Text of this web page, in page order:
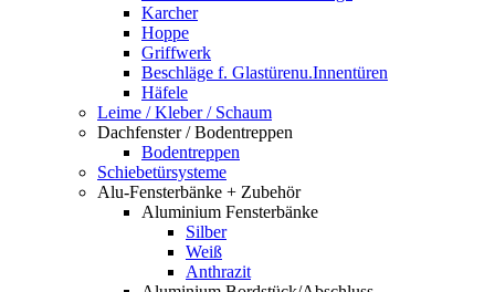
Karcher
Hoppe
Griffwerk
Beschläge f. Glastürenu.Innentüren
Häfele
Leime / Kleber / Schaum
Dachfenster / Bodentreppen
Bodentreppen
Schiebetürsysteme
Alu-Fensterbänke + Zubehör
Aluminium Fensterbänke
Silber
Weiß
Anthrazit